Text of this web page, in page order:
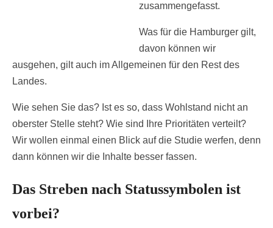
zusammengefasst.
Was für die Hamburger gilt,
davon können wir
ausgehen, gilt auch im Allgemeinen für den Rest des
Landes.
Wie sehen Sie das? Ist es so, dass Wohlstand nicht an
oberster Stelle steht? Wie sind Ihre Prioritäten verteilt?
Wir wollen einmal einen Blick auf die Studie werfen, denn
dann können wir die Inhalte besser fassen.
Das Streben nach Statussymbolen ist
vorbei?